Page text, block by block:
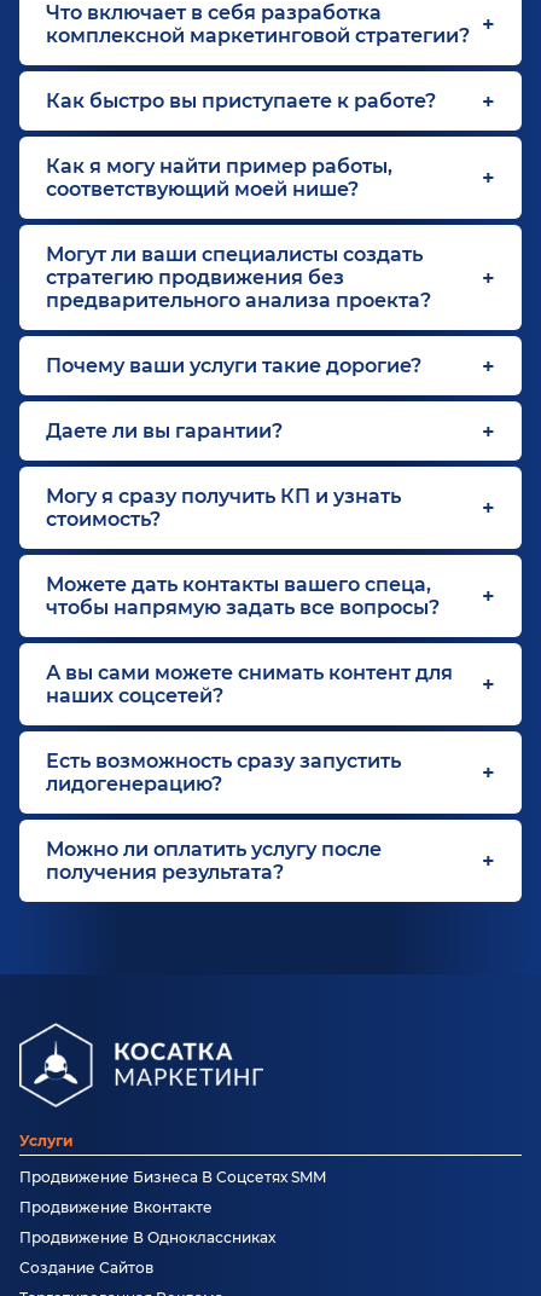
Что включает в себя разработка
комплексной маркетинговой стратегии?
Как быстро вы приступаете к работе?
Как я могу найти пример работы,
соответствующий моей нише?
Могут ли ваши специалисты создать
стратегию продвижения без
предварительного анализа проекта?
Почему ваши услуги такие дорогие?
Даете ли вы гарантии?
Могу я сразу получить КП и узнать
стоимость?
Можете дать контакты вашего спеца,
чтобы напрямую задать все вопросы?
А вы сами можете снимать контент для
наших соцсетей?
Есть возможность сразу запустить
лидогенерацию?
Можно ли оплатить услугу после
получения результата?
Услуги
Продвижение Бизнеса В Соцсетях SMM
Продвижение Вконтакте
Продвижение В Одноклассниках
Создание Сайтов